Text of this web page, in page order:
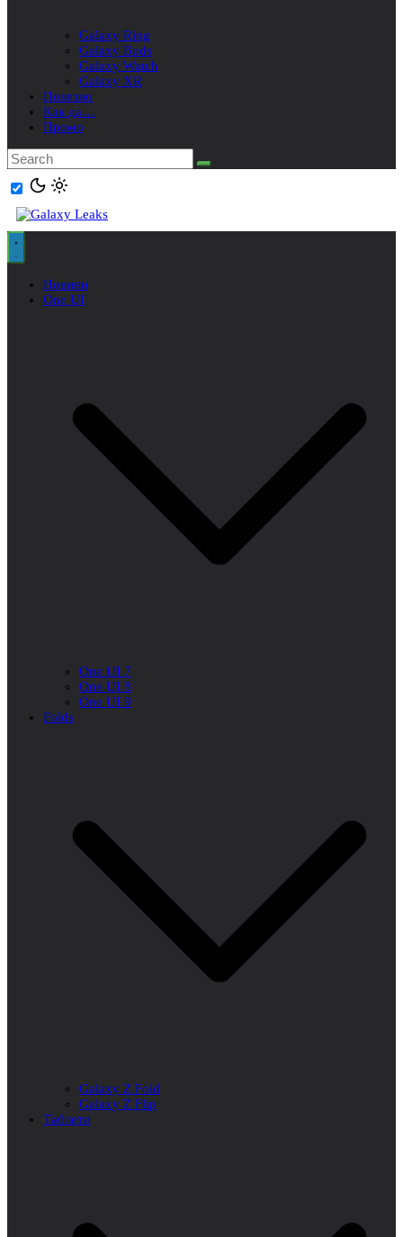
Galaxy Ring
Galaxy Buds
Galaxy Watch
Galaxy XR
Полезно
Как да…
Промо
Новини
One UI
One UI 7
One UI 8
One UI 9
Folds
Galaxy Z Fold
Galaxy Z Flip
Таблети